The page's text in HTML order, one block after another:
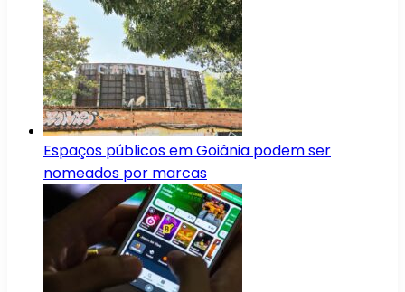
Espaços públicos em Goiânia podem ser
nomeados por marcas